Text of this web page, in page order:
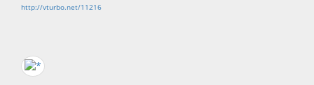
http://vturbo.net/11216